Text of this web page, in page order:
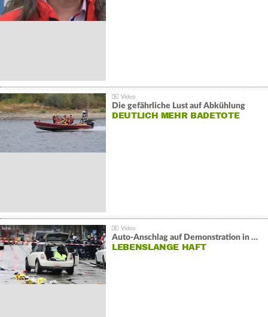
Die gefährliche Lust auf Abkühlung
DEUTLICH MEHR BADETOTE
Auto-Anschlag auf Demonstration in München:
LEBENSLANGE HAFT